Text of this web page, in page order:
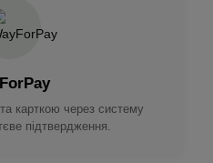
карткою через систему
підтвердження.